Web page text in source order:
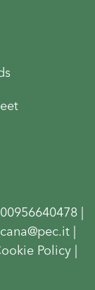
|
|
Policy|